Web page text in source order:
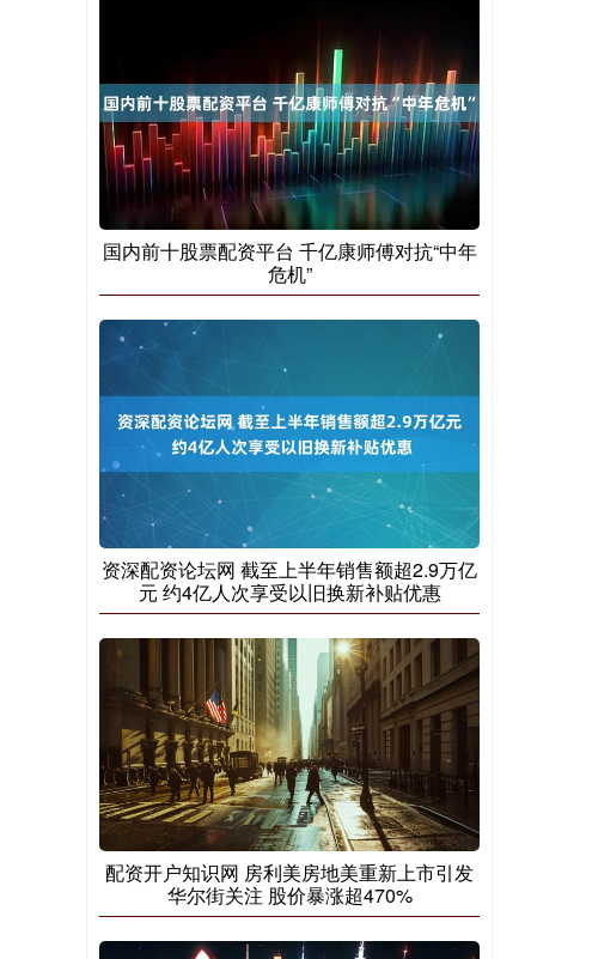
国内前十股票配资平台 千亿康师傅对抗“中年
危机”
资深配资论坛网 截至上半年销售额超2.9万亿
元 约4亿人次享受以旧换新补贴优惠
配资开户知识网 房利美房地美重新上市引发
华尔街关注 股价暴涨超470%